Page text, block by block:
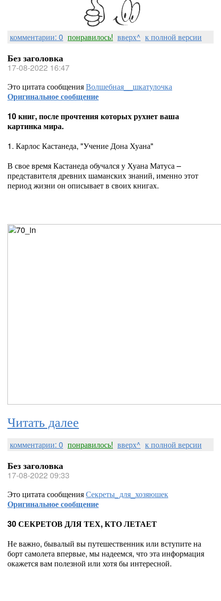
комментарии: 0 понравилось! вверх^ к полной версии
Без заголовка
17-08-2022 16:47
Это цитата сообщенияВолшебная__шкатулочка
Оригинальное сообщение
10 книг, после прочтения которых рухнет ваша
картинка мира.
1. Карлос Кастанеда, "Учение Дона Хуана"
В свое время Кастанеда обучался у Хуана Матуса –
представителя древних шаманских знаний, именно этот
период жизни он описывает в своих книгах.
Читать далее
комментарии: 0 понравилось! вверх^ к полной версии
Без заголовка
17-08-2022 09:33
Это цитата сообщенияСекреты_для_хозяюшек
Оригинальное сообщение
30 СЕКРЕТОВ ДЛЯ ТЕХ, КТО ЛЕТАЕТ
Не важно, бывалый вы путешественник или вступите на
борт самолета впервые, мы надеемся, что эта информация
окажется вам полезной или хотя бы интересной.